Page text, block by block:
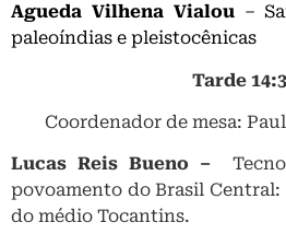
Agueda Vilhena Vialou–
paleoíndias e pleistocênicas
Tarde
Coordenador de mesa:
Lucas Reis Bueno –
povoamento do Brasil
do médio Tocantins.